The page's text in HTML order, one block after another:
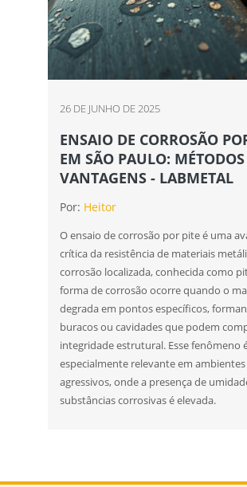
26 DE JUNHO DE 2025
ENSAIO DE CORROSÃO
EM SÃO PAULO: MÉTODOS
VANTAGENS - LABMETAL
Por: Heitor
O ensaio de corrosão por pite é uma
crítica da resistência de materiais
corrosão localizada, conhecida como
forma de corrosão ocorre quando o
degrada em pontos específicos,
buracos ou cavidades que podem
integridade estrutural. Esse fenômeno
especialmente relevante em ambientes
agressivos, onde a presença de
substâncias corrosivas é elevada.